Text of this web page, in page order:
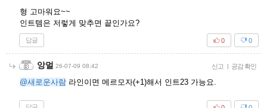
형 고마워요~~
인트템은 저렇게 맞추면 끝인가요?
답글 0
0
앙멀 26-07-09 08:42 신고 | 공감 확인
@새로운사람 라인이면 메르모자(+1)해서 인트23 가능요.